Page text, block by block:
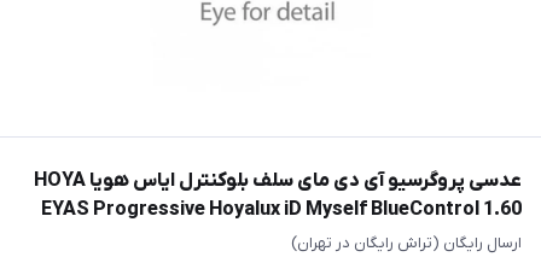
عدسی پروگرسیو آی دی مای سلف بلوکنترل ایاس هویا HOYA
EYAS Progressive Hoyalux iD Myself BlueControl 1.60
ارسال رایگان (تراش رایگان در تهران)